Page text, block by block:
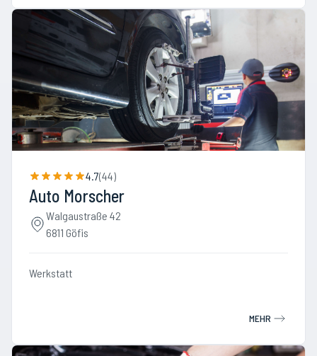
4.7(44)
Auto Morscher
Walgaustraße 42
6811 Göfis
Werkstatt
MEHR